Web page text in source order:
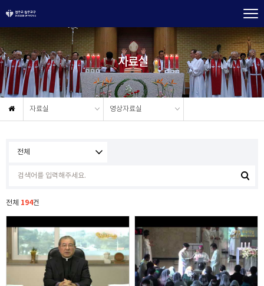
자료실
자료실 영상자료실
전체 194건